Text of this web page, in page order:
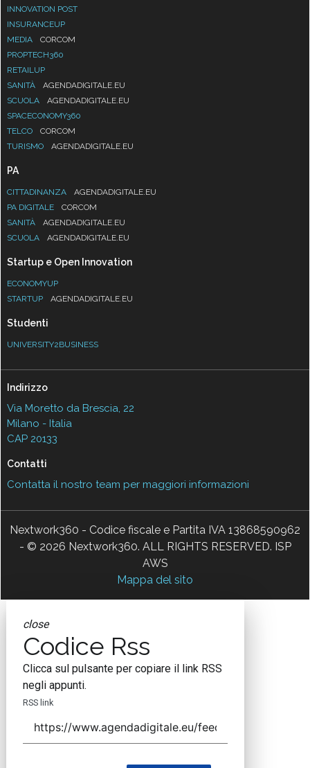
INNOVATION POST
INSURANCEUP
MEDIA
CORCOM
PROPTECH360
RETAILUP
SANITÀ
AGENDADIGITALE.EU
SCUOLA
AGENDADIGITALE.EU
SPACECONOMY360
TELCO
CORCOM
TURISMO
AGENDADIGITALE.EU
PA
CITTADINANZA
AGENDADIGITALE.EU
PA DIGITALE
CORCOM
SANITÀ
AGENDADIGITALE.EU
SCUOLA
AGENDADIGITALE.EU
Startup e Open Innovation
ECONOMYUP
STARTUP
AGENDADIGITALE.EU
Studenti
UNIVERSITY2BUSINESS
Indirizzo
Via Moretto da Brescia, 22
Milano - Italia
CAP 20133
Contatti
Contatta il nostro team per maggiori informazioni
Nextwork360 - Codice fiscale e Partita IVA 13868590962
- © 2026 Nextwork360. ALL RIGHTS RESERVED. ISP
AWS
Mappa del sito
close
Codice Rss
Clicca sul pulsante per copiare il link RSS
negli appunti.
RSS link